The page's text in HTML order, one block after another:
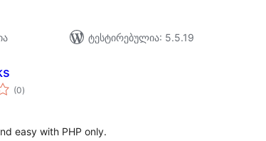
ტესტირებულია: 5.5.19
(0საერთო
რეიტინგი
)
easy with PHP only.